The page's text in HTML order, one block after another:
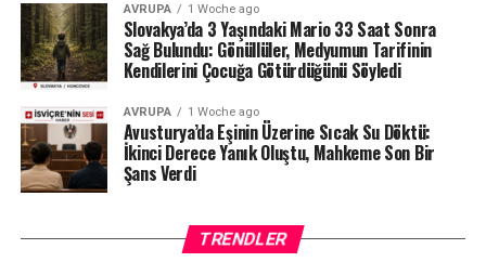
AVRUPA 1 Woche ago
Slovakya’da 3 Yaşındaki Mario 33 Saat Sonra
Sağ Bulundu: Gönüllüler, Medyumun Tarifinin
Kendilerini Çocuğa Götürdüğünü Söyledi
AVRUPA 1 Woche ago
Avusturya’da Eşinin Üzerine Sıcak Su Döktü:
İkinci Derece Yanık Oluştu, Mahkeme Son Bir
Şans Verdi
TRENDLER